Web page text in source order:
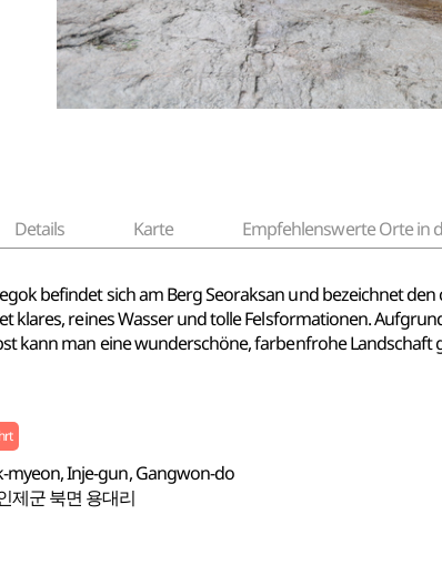
Details Karte Empfehlenswerte Orte in
befindet sich am Berg Seoraksan und bezeichnet
klares, reines Wasser und tolle Felsformationen.
kann man eine wunderschöne, farbenfrohe Landschaft
myeon, Inje-gun, Gangwon-do
제군 북면 용대리